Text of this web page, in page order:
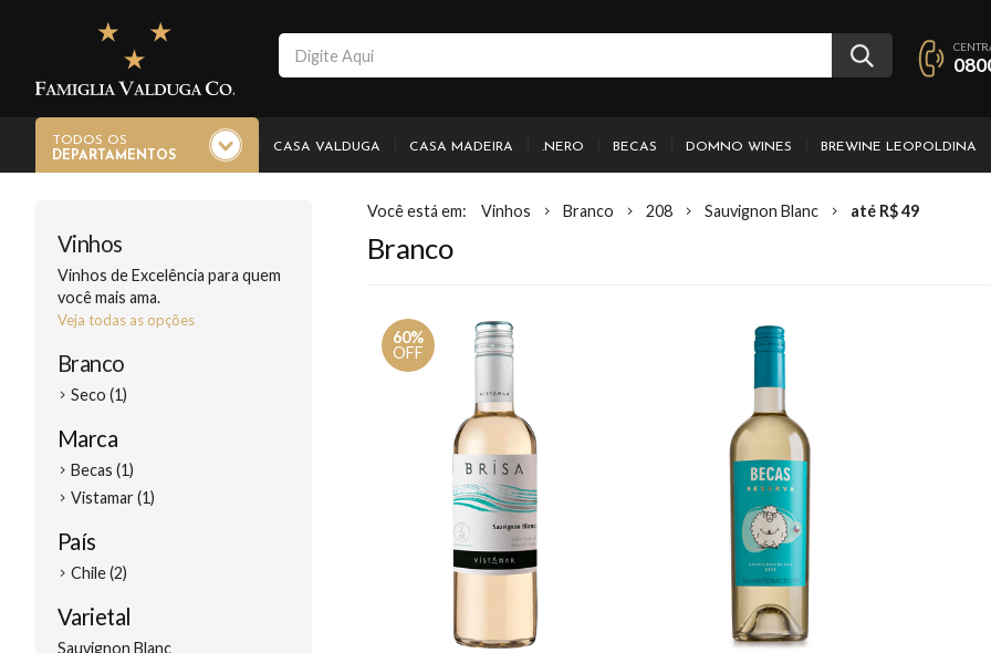
TODOS OS
DEPARTAMENTOS
CASA VALDUGA CASA MADEIRA .NERO BECAS DOMNO WINES BREWINE LEOPOLDINA
Vinhos
Vinhos de Excelência para quem
você mais ama.
Veja todas as opções
Branco
Seco (1)
Marca
Becas (1)
Vistamar (1)
País
Chile (2)
Varietal
Sauvignon Blanc
Vinhos Branco 208 Sauvignon Blanc até R$ 49
Branco
60%
OFF